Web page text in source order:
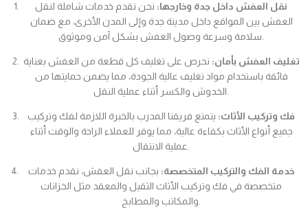
نقل العفش داخل جدة وخارجها: نحن نقدم خدمات شاملة لنقل
العفش بين المواقع داخل مدينة جدة وإلى المدن الأخرى، مع ضمان
سلامة وسرعة وصول العفش بشكل آمن وموثوق.
تغليف العفش بأمان: نحرص على تغليف كل قطعة من العفش بعناية
فائقة باستخدام مواد تغليف عالية الجودة، مما يضمن حمايتها من
الخدوش والكسر أثناء عملية النقل.
فك وتركيب الأثاث: يتمتع فريقنا المدرب بالخبرة اللازمة لفك وتركيب
جميع أنواع الأثاث بكفاءة عالية، مما يوفر للعملاء الراحة والوقت أثناء
عملية الانتقال.
خدمة الفك والتركيب المتخصصة: بجانب نقل العفش، نقدم خدمات
متخصصة في فك وتركيب الأثاث الثقيل والمعقد مثل الخزانات
والمكاتب والمطابخ.